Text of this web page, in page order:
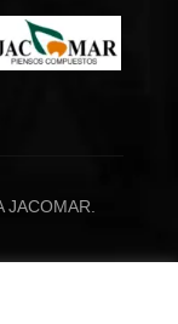
JACOMAR.